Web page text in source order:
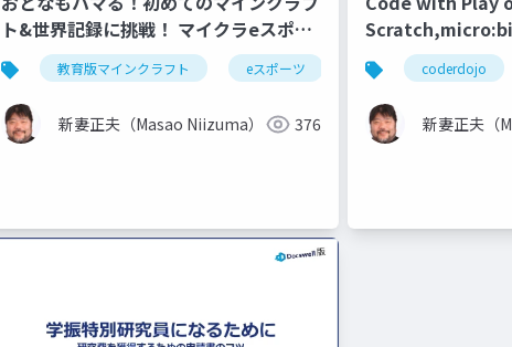
ト&世界記録に挑戦！ マイクラeスポー
ツ
教育版マインクラフト eスポーツ
新妻正夫（Masao Niizuma） 376
coderdojo
新妻正夫（